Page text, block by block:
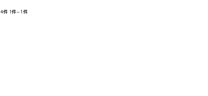
4件 1件～1件